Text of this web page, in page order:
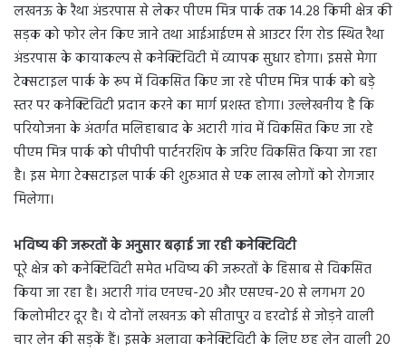
लखनऊ के रैथा अंडरपास से लेकर पीएम मित्र पार्क तक 14.28 किमी क्षेत्र की
सड़क को फोर लेन किए जाने तथा आईआईएम से आउटर रिंग रोड स्थित रैथा
अंडरपास के कायाकल्प से कनेक्टिविटी में व्यापक सुधार होगा। इससे मेगा
टेक्सटाइल पार्क के रूप में विकसित किए जा रहे पीएम मित्र पार्क को बड़े
स्तर पर कनेक्टिविटी प्रदान करने का मार्ग प्रशस्त होगा। उल्लेखनीय है कि
परियोजना के अंतर्गत मलिहाबाद के अटारी गांव में विकसित किए जा रहे
पीएम मित्र पार्क को पीपीपी पार्टनरशिप के जरिए विकसित किया जा रहा
है। इस मेगा टेक्सटाइल पार्क की शुरुआत से एक लाख लोगों को रोगजार
मिलेगा।
भविष्य की जरूरतों के अनुसार बढ़ाई जा रही कनेक्टिविटी
पूरे क्षेत्र को कनेक्टिविटी समेत भविष्य की जरूरतों के हिसाब से विकसित
किया जा रहा है। अटारी गांव एनएच-20 और एसएच-20 से लगभग 20
किलोमीटर दूर है। ये दोनों लखनऊ को सीतापुर व हरदोई से जोड़ने वाली
चार लेन की सड़कें हैं। इसके अलावा कनेक्टिविटी के लिए छह लेन वाली 20